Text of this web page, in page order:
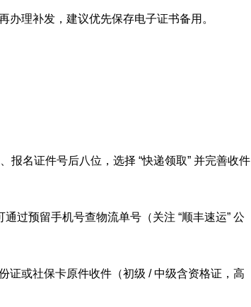
办理补发，建议优先保存电子证书备用。
报名证件号后八位，选择 “快递领取” 并完善收件
过预留手机号查物流单号（关注 “顺丰速运” 公
证或社保卡原件收件（初级 / 中级含资格证，高